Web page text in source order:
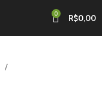
0 R$0,00